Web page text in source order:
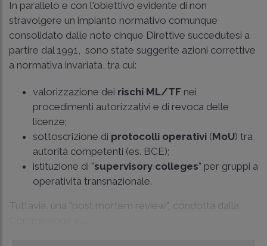
In parallelo e con l'obiettivo evidente di non
stravolgere un impianto normativo comunque
consolidato dalle note cinque Direttive succedutesi a
partire dal 1991, sono state suggerite azioni correttive
a normativa invariata, tra cui:
valorizzazione dei rischi ML/TF nei
procedimenti autorizzativi e di revoca delle
licenze;
sottoscrizione di protocolli operativi (MoU) tra
autorità competenti (es. BCE);
istituzione di "supervisory colleges" per gruppi a
operatività transnazionale.
Tuttavia, una "post mortem review", condotta dalla